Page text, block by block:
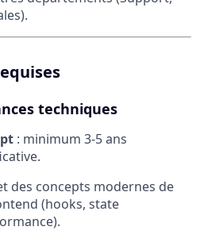
techniques
: minimum 3-5 ans
des concepts modernes de
(hooks, state